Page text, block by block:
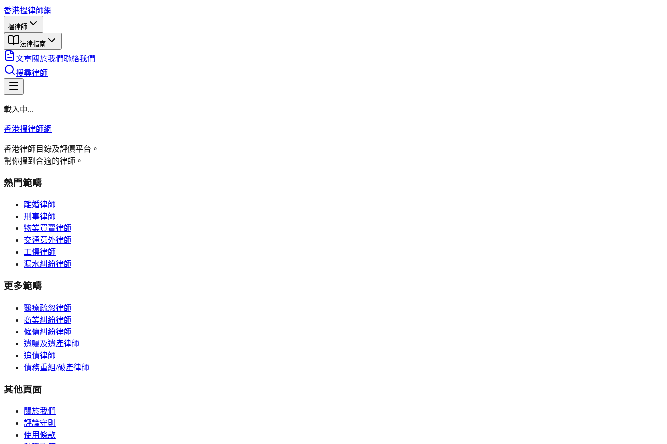
香港搵律師網
搵律師
法律指南
文章關於我們聯絡我們
搜尋律師
載入中...
香港搵律師網
香港律師目錄及評價平台。
幫你搵到合適的律師。
熱門範疇
離婚律師
刑事律師
物業買賣律師
交通意外律師
工傷律師
漏水糾紛律師
更多範疇
醫療疏忽律師
商業糾紛律師
僱傭糾紛律師
遺囑及遺產律師
追債律師
債務重組/破產律師
其他頁面
關於我們
評論守則
使用條款